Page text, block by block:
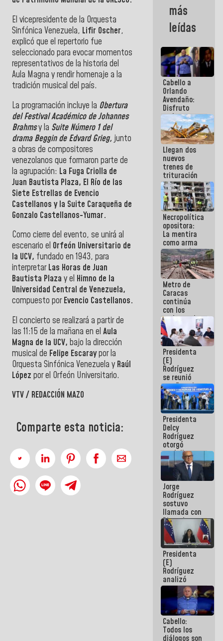
El vicepresidente de la Orquesta
Sinfónica Venezuela, Lifir Oscher,
explicó que el repertorio fue
seleccionado para evocar momentos
representativos de la historia del
Aula Magna y rendir homenaje a la
tradición musical del país.
La programación incluye la Obertura
del Festival Académico de Johannes
Brahmsy la Suite Número 1 del
drama Beggin de Edvard Grieg, junto
a obras de compositores
venezolanos que formaron parte de
la agrupación: La Fuga Criolla de
Juan Bautista Plaza, El Río de las
Siete Estrellas de Evencio
Castellanos y la Suite Caraqueña de
Gonzalo Castellanos-Yumar.
Como cierre del evento, se unirá al
escenario el Orfeón Universitario de
la UCV, fundado en 1943, para
interpretarLas Horas de Juan
Bautista Plaza y el Himno de la
Universidad Central de Venezuela,
compuesto porEvencio Castellanos.
El concierto se realizará a partir de
las 11:15 de la mañana en el Aula
Magna de la UCV, bajo la dirección
musical de Felipe Escaraypor la
Orquesta Sinfónica Venezuela y Raúl
López por el Orfeón Universitario.
VTV / REDACCIÓN MAZO
Comparte esta noticia:
afectados
por
terremotos
más
leídas
Cabello a
Orlando
Avendaño:
Disfruto
cada vez
que escribes
porque lo
que haces
es
embarrarla
Llegan dos
nuevos
trenes de
trituración
para
optimizar
manejo de
escombros
en La Guaira
Necropolítica
opositora:
La mentira
como arma
contra el
Pueblo
Metro de
Caracas
continúa
con los
trabajos de
mantenimiento
e inspección
en la Línea 2
Presidenta
(E)
Rodríguez
se reunió
con Estado
Mayor
Eléctrico
para
abordar
planes de
acción
Presidenta
Delcy
Rodríguez
otorgó
medalla
"Héroe de
Venezuela"
a servidores
públicos
Jorge
Rodríguez
sostuvo
llamada con
Dinorah
Figuera y
acuerdan
primer
encuentro
presencial
para el
diálogo
Presidenta
(E)
Rodríguez
analizó
junto a
gobernadores
planes de
recuperación
del Sistema
Eléctrico
Cabello:
Todos los
diálogos son